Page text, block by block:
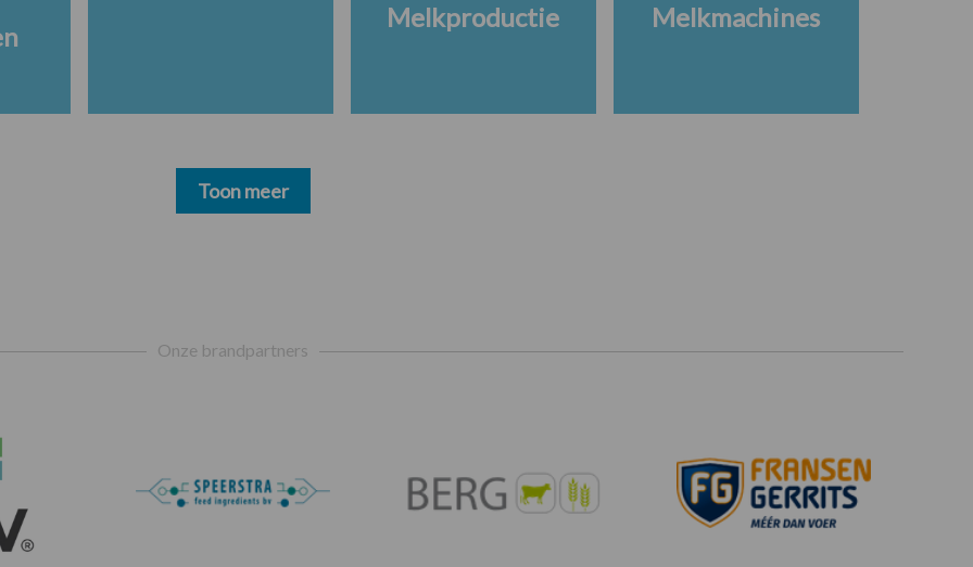
Melkproductie Melkmachines
Toon meer
Onze brandpartners